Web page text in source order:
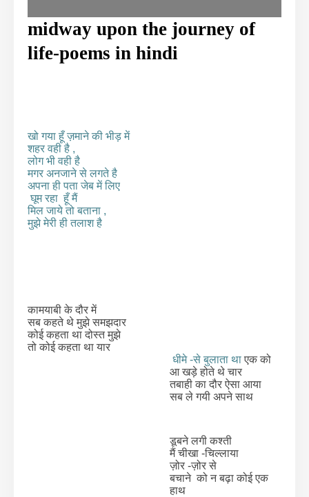
midway upon the journey of
life-poems in hindi
खो गया हूँ ज़माने की भीड़ में
शहर वही है ,
लोग भी वही है
मगर अनजाने से लगते है
अपना ही पता जेब में लिए
घूम रहा हूँ मैं
मिल जाये तो बताना ,
मुझे मेरी ही तलाश है
कामयाबी के दौर में
सब कहते थे मुझे समझदार
कोई कहता था दोस्त मुझे
तो कोई कहता था यार
धीमे -से बुलाता थाएक को
आ खड़े होते थे चार
तबाही का दौर ऐसा आया
सब ले गयी अपने साथ
डूबने लगी कश्ती
मैं चीखा -चिल्लाया
ज़ोर -ज़ोर से
बचाने को न बढ़ा कोई एक
हाथ